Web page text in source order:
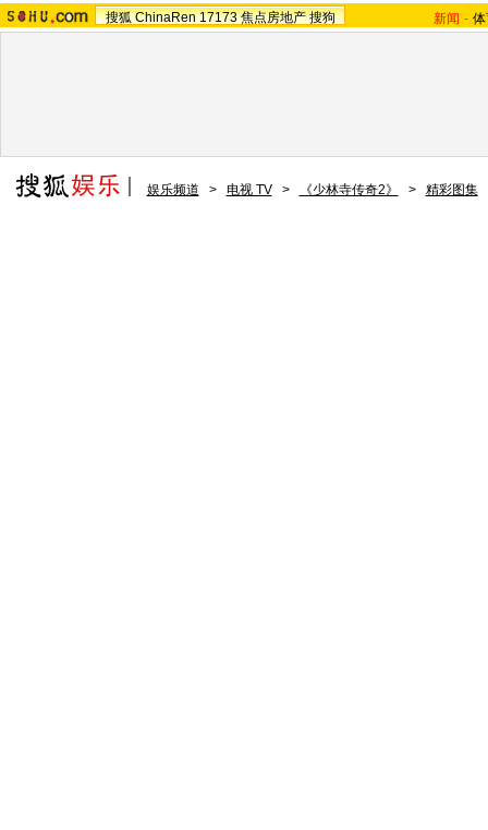
搜狐 ChinaRen 17173 焦点房地产 搜狗 新闻 -
娱乐频道 > 电视 TV > 《少林寺传奇2》 > 精彩图集